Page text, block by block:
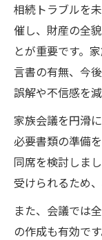
決法
兄弟
遺産相
縁を切
事例
え
相続ト
相続トラブルを
催し、財産の全
とが重要です。
言書の有無、今
誤解や不信感を
家族会議を円滑
必要書類の準備
同席を検討しま
受けられるため
また、会議では
の作成も有効で